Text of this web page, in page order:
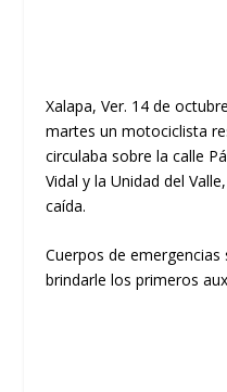
Xalapa, Ver. 14 de
martes un motociclista
circulaba sobre la calle
Vidal y la Unidad del
caída.
Cuerpos de emergencias
brindarle los primeros